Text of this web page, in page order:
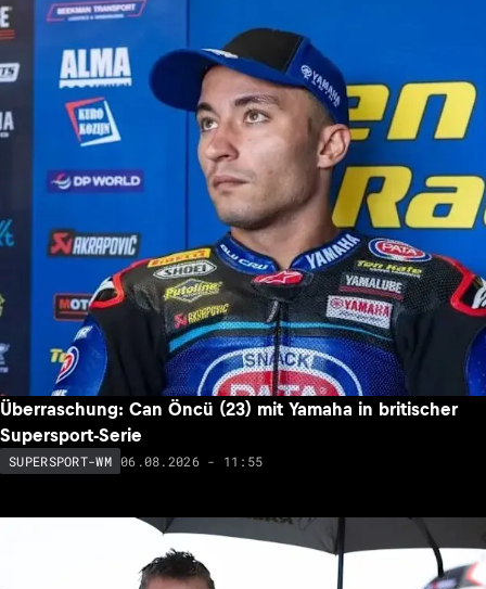
Überraschung: Can Öncü (23) mit Yamaha in britischer
Supersport-Serie
SUPERSPORT-WM 06.08.2026 - 11:55